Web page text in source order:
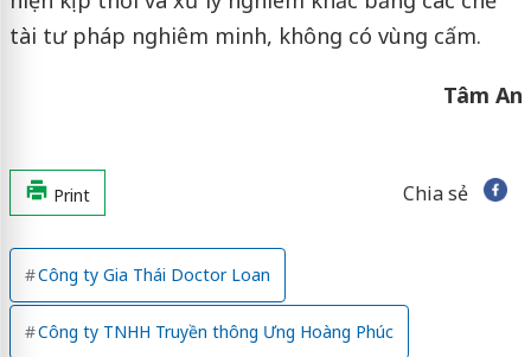
tài tư pháp nghiêm minh, không có vùng cấm.
Tâm An
Print Chia sẻ
Công ty Gia Thái Doctor Loan
Công ty TNHH Truyền thông Ưng Hoàng Phúc